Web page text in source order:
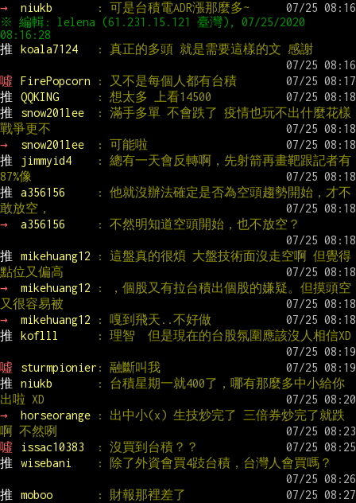
→
niukb
: 可是台積電ADR漲那麼多~
※ 編輯: lelena (61.231.15.121 臺灣), 07/25/2020
推
koala7124 : 真正的多頭 就是需要這樣的文 感謝
噓 FirePopcorn
: 又不是每個人都有台積
推
QQKING
: 想太多 上看14500
推
snow201lee
: 滿手多單 不會跌了 疫情也玩不出什麼花樣
戰爭更不
→
snow201lee
: 可能啦
推
jimmyid4
: 總有一天會反轉啊，先射箭再畫靶跟記者有
87%像
推
a356156
: 他就沒辦法確定是否為空頭趨勢開始，才不
敢放空，
→
a356156 : 不然明知道空頭開始，也不放空？
推 mikehuang12
: 這盤真的很煩 大盤技術面沒走空啊 但覺得
點位又偏高
→
mikehuang12
: ，個股又有拉台積出個股的嫌疑。但摸頭空
又很容易被
→
mikehuang12
: 嘎到飛天..不好做
推
koflll : 理智  但是現在的台股氛圍應該沒人相信XD
噓 sturmpionier : 融斷叫我
推
niukb
: 台積星期一就400了，哪有那麼多中小給你
出啦 XD
→
horseorange
: 出中小(x) 生技炒完了 三倍券炒完了就跌
啊 不然咧
噓
issac10383
: 沒買到台積？？
推
wisebani : 除了外資會買4跂台積，台灣人會買嗎？
推 moboo
: 財報那裡差了